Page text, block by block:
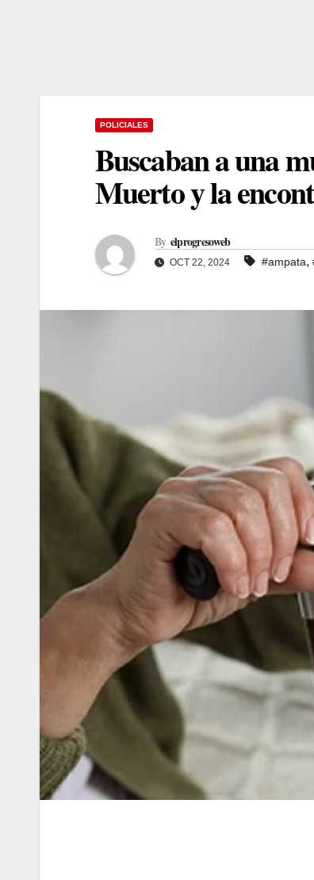
POLICIALES
Buscaban a una
Muerto y la
By elprogresoweb
OCT 22, 2024 #ampata,